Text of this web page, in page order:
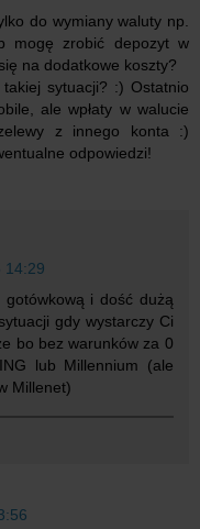
do wymiany waluty np.
mogę zrobić depozyt w
na dodatkowe koszty?
sytuacji? :) Ostatnio
ale wpłaty w walucie
z innego konta :)
odpowiedzi!
14:29
gotówkową i dość dużą
gdy wystarczy Ci
bo bez warunków za 0
lub Millennium (ale
Millenet)